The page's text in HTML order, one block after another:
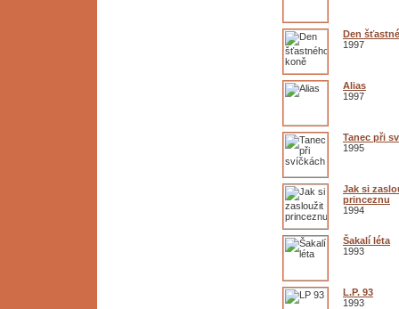
Den
1997
Alias
1997
Tanec při
1995
Jak si
princeznu
1994
Šakalí léta
1993
L.P. 93
1993